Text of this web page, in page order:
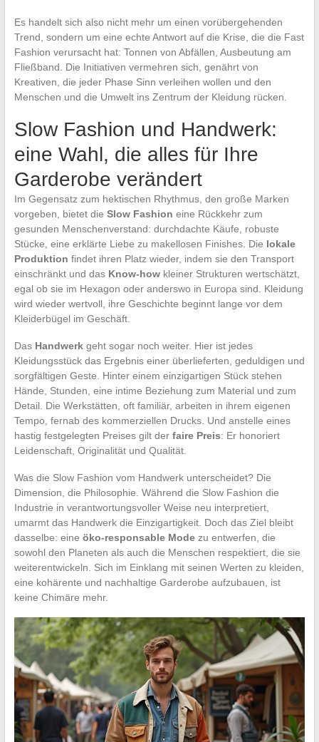
Es handelt sich also nicht mehr um einen vorübergehenden
Trend, sondern um eine echte Antwort auf die Krise, die die Fast
Fashion verursacht hat: Tonnen von Abfällen, Ausbeutung am
Fließband. Die Initiativen vermehren sich, genährt von
Kreativen, die jeder Phase Sinn verleihen wollen und den
Menschen und die Umwelt ins Zentrum der Kleidung rücken.
Slow Fashion und Handwerk:
eine Wahl, die alles für Ihre
Garderobe verändert
Im Gegensatz zum hektischen Rhythmus, den große Marken
vorgeben, bietet die Slow Fashion eine Rückkehr zum
gesunden Menschenverstand: durchdachte Käufe, robuste
Stücke, eine erklärte Liebe zu makellosen Finishes. Die lokale
Produktion findet ihren Platz wieder, indem sie den Transport
einschränkt und das Know-howkleiner Strukturen wertschätzt,
egal ob sie im Hexagon oder anderswo in Europa sind. Kleidung
wird wieder wertvoll, ihre Geschichte beginnt lange vor dem
Kleiderbügel im Geschäft.
Das Handwerkgeht sogar noch weiter. Hier ist jedes
Kleidungsstück das Ergebnis einer überlieferten, geduldigen und
sorgfältigen Geste. Hinter einem einzigartigen Stück stehen
Hände, Stunden, eine intime Beziehung zum Material und zum
Detail. Die Werkstätten, oft familiär, arbeiten in ihrem eigenen
Tempo, fernab des kommerziellen Drucks. Und anstelle eines
hastig festgelegten Preises gilt der faire Preis: Er honoriert
Leidenschaft, Originalität und Qualität.
Was die Slow Fashion vom Handwerk unterscheidet? Die
Dimension, die Philosophie. Während die Slow Fashion die
Industrie in verantwortungsvoller Weise neu interpretiert,
umarmt das Handwerk die Einzigartigkeit. Doch das Ziel bleibt
dasselbe: eine öko-responsable Modezu entwerfen, die
sowohl den Planeten als auch die Menschen respektiert, die sie
weiterentwickeln. Sich im Einklang mit seinen Werten zu kleiden,
eine kohärente und nachhaltige Garderobe aufzubauen, ist
keine Chimäre mehr.